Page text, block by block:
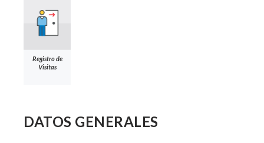
Registro de
Visitas
DATOS GENERALES